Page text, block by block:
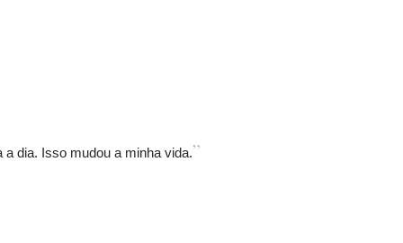
dia. Isso mudou a minha vida.”